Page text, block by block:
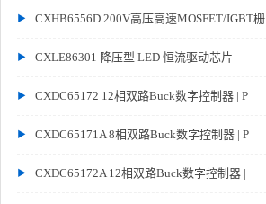
CXHB6556D 200V高压高速MOSFET/IGBT栅
CXLE86301 降压型 LED 恒流驱动芯片
CXDC65172 12相双路Buck数字控制器 | P
CXDC65171A 8相双路Buck数字控制器 | P
CXDC65172A 12相双路Buck数字控制器 |